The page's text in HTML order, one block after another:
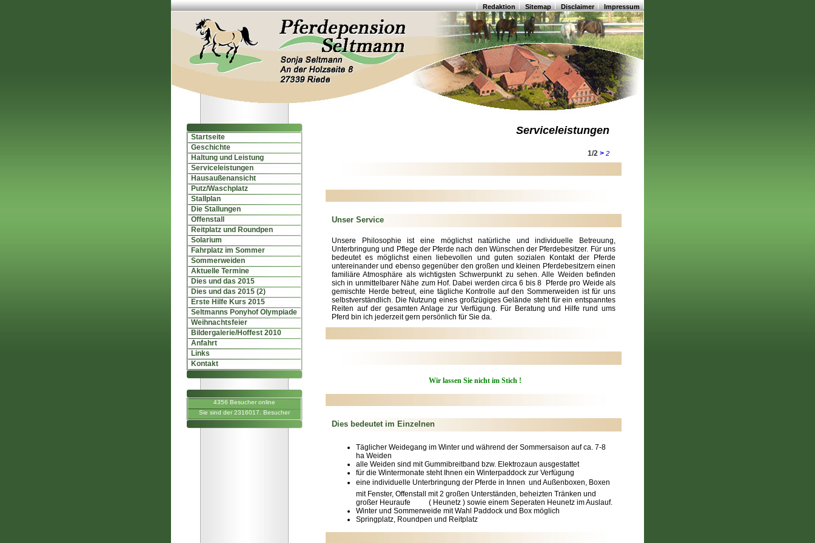
Redaktion Sitemap Disclaimer Impressum
Startseite
Geschichte
Haltung und Leistung
Serviceleistungen
Hausaußenansicht
Putz/Waschplatz
Stallplan
Die Stallungen
Offenstall
Reitplatz und Roundpen
Solarium
Fahrplatz im Sommer
Sommerweiden
Aktuelle Termine
Dies und das 2015
Dies und das 2015 (2)
Erste Hilfe Kurs 2015
Seltmanns Ponyhof Olympiade
Weihnachtsfeier
Bildergalerie/Hoffest 2010
Anfahrt
Links
Kontakt
4356 Besucher online
Sie sind der 2316017. Besucher
Serviceleistungen
1/2 > 2
Unser Service
Unsere Philosophie ist eine möglichst natürliche und individuelle Betreuung,
Unterbringung und Pflege der Pferde nach den Wünschen der Pferdebesitzer. Für uns
bedeutet es möglichst einen liebevollen und guten sozialen Kontakt der Pferde
untereinander und ebenso gegenüber den großen und kleinen Pferdebesitzern einen
familiäre Atmosphäre als wichtigsten Schwerpunkt zu sehen. Alle Weiden befinden
sich in unmittelbarer Nähe zum Hof. Dabei werden circa 6 bis 8 Pferde pro Weide als
gemischte Herde betreut, eine tägliche Kontrolle auf den Sommerweiden ist für uns
selbstverständlich. Die Nutzung eines großzügiges Gelände steht für ein entspanntes
Reiten auf der gesamten Anlage zur Verfügung. Für Beratung und Hilfe rund ums
Pferd bin ich jederzeit gern persönlich für Sie da.
Wir lassen Sie nicht im Stich !
Dies bedeutet im Einzelnen
Täglicher Weidegang im Winter und während der Sommersaison auf ca. 7-8
ha Weiden
alle Weiden sind mit Gummibreitband bzw. Elektrozaun ausgestattet
für die Wintermonate steht Ihnen ein Winterpaddock zur Verfügung
eine individuelle Unterbringung der Pferde in Innen  und Außenboxen, Boxen
mit Fenster, Offenstall mit 2 großen Unterständen, beheizten Tränken und
großer Heuraufe ( Heunetz ) sowie einem Seperaten Heunetz im Auslauf.
Winter und Sommerweide mit Wahl Paddock und Box möglich
Springplatz, Roundpen und Reitplatz